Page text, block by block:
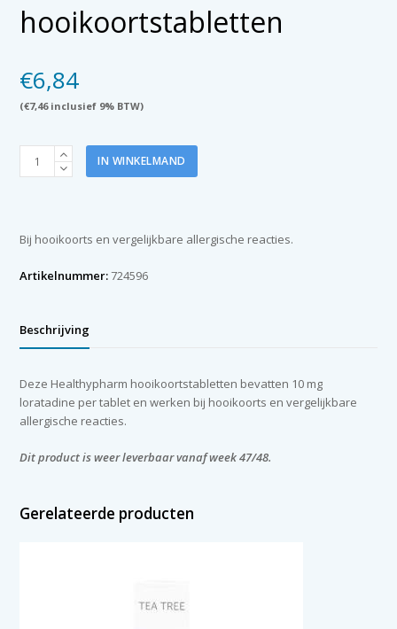
hooikoortstabletten
€6,84
(€7,46inclusief 9% BTW)
Healthypharm
Loratadine
IN WINKELMAND
Bij hooikoorts en vergelijkbare allergische reacties.
Artikelnummer:724596
Beschrijving
Deze Healthypharm hooikoortstabletten bevatten 10 mg
loratadine per tablet en werken bij hooikoorts en vergelijkbare
allergische reacties.
Dit product is weer leverbaar vanaf week 47/48.
Gerelateerde producten